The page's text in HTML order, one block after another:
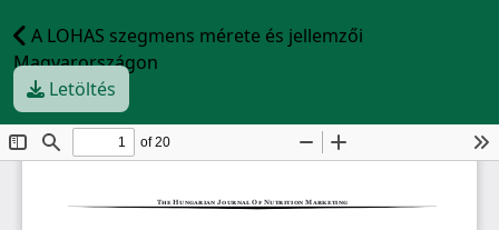
A LOHAS szegmens mérete és jellemzői
Magyarországon
Letöltés